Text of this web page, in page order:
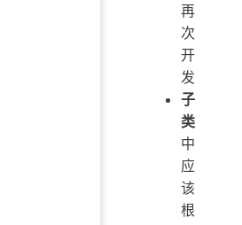
再
次
开
发
子
类
中
应
该
根